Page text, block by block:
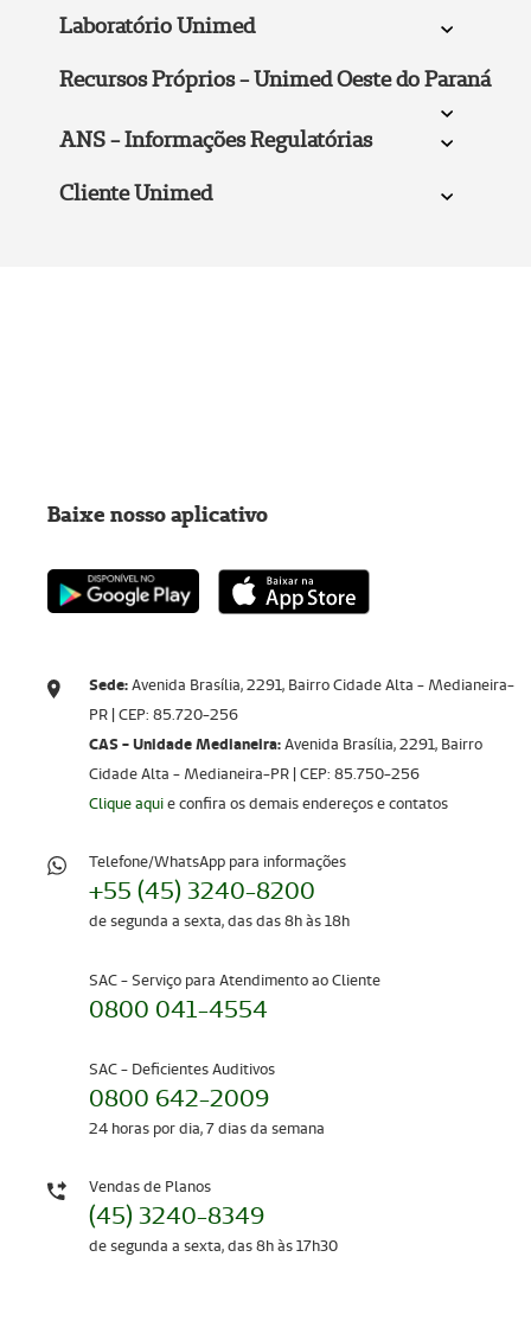
Laboratório Unimed
Recursos Próprios - Unimed Oeste do Paraná
ANS - Informações Regulatórias
Cliente Unimed
Sede:Avenida Brasília, 2291, Bairro Cidade Alta - Medianeira-
PR | CEP: 85.720-256​​​​​​​
CAS - Unidade Medianeira:Avenida Brasília, 2291, Bairro
Cidade Alta - Medianeira-PR | CEP: 85.750-256
Clique aquie confira os demais endereços e contatos
Telefone/WhatsApp para informações
+55 (45) 3240-8200
de segunda a sexta, das das 8h às 18h
SAC - Serviço para Atendimento ao Cliente
0800 041-4554
SAC - Deficientes Auditivos
0800 642-2009
24 horas por dia, 7 dias da semana
Vendas de Planos
(45) 3240-8349
de segunda a sexta, das 8h às 17h30
Baixe nosso aplicativo